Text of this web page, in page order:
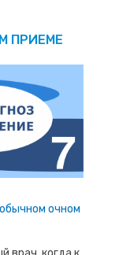
ПРИЕМЕ
очном